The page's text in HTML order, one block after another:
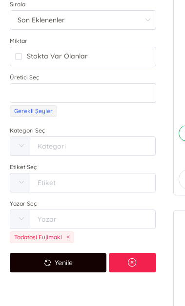
Sırala
Miktar
Stokta Var Olanlar
Üretici Seç
Gerekli Şeyler
Kategori Seç
Etiket Seç
Yazar Seç
Tadatoşi Fujimaki
Yenile